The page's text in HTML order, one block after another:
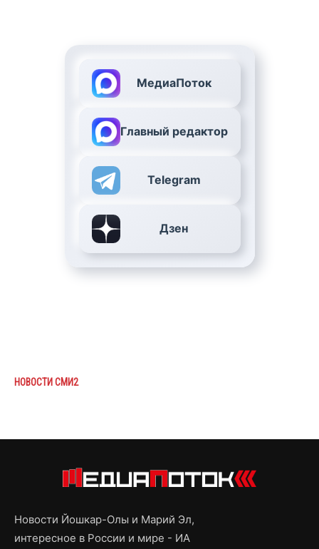
МедиаПоток
Главный редактор
Telegram
Дзен
НОВОСТИ СМИ2
Новости Йошкар-Олы и Марий Эл,
интересное в России и мире - ИА